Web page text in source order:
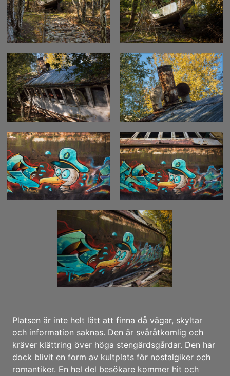
Platsen är inte helt lätt att finna då vägar, skyltar
och information saknas. Den är svåråtkomlig och
kräver klättring över höga stengärdsgårdar. Den har
dock blivit en form av kultplats för nostalgiker och
romantiker. En hel del besökare kommer hit och